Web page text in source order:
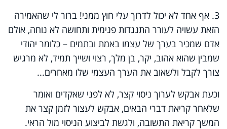
3. אף אחד לא יכול לדרוך עלי חוץ ממני! ברור לי שהאמירה
הזאת עשויה לעורר התנגדות פנימית ותחושה לא נוחה, אולם
אדם שמכיר בערך של עצמו באמת ובתמים – כלומר יהודי
שמבין שהוא אהוב, יקר, בן מלך, רצוי ושייך תמיד, לא מרגיש
צורך לקבל ולשאוב את הערך העצמי שלו מאחרים...
וכעת אבקש לערוך ניסוי קצר, לא לפני שאקדים ואומר
שלאחר קריאת דברי הבאים, אבקש לעצור לזמן קצר את
המשך קריאת התשובה, ולגשת לביצוע הניסוי מול הראי.